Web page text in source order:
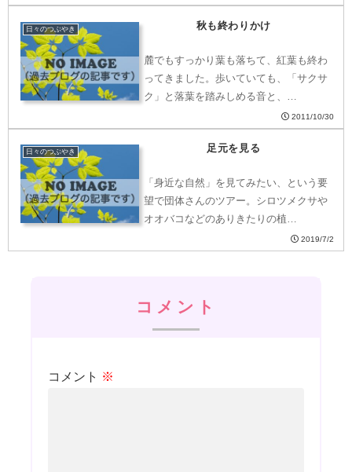
日々のつぶやき 秋も終わりかけ
麓でもすっかり葉も落ちて、紅葉も終わ
ってきました。歩いていても、「サクサ
ク」と落葉を踏みしめる音と、…
2011/10/30
日々のつぶやき 足元を見る
「身近な自然」を見てみたい、という要
望で団体さんのツアー。シロツメクサや
オオバコなどのありきたりの植…
2019/7/2
コメント
コメント ※